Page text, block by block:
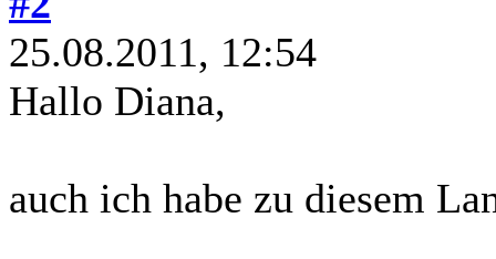
25.08.2011, 12:54
Hallo Diana,
auch ich habe zu diesem